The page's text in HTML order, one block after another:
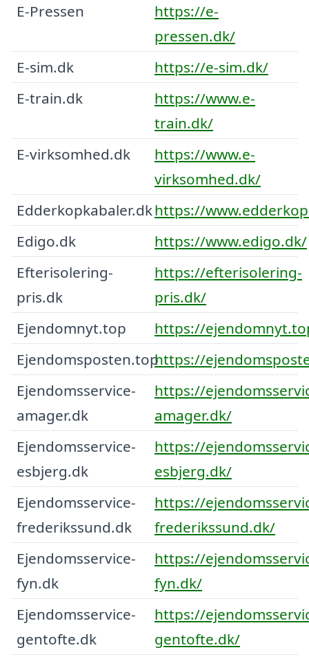
E-Pressen
https://e-
pressen.dk/
E-sim.dk
https://e-sim.dk/
E-train.dk
https://www.e-
train.dk/
E-virksomhed.dk
https://www.e-
virksomhed.dk/
Edderkopkabaler.dkhttps://
Edigo.dk
https://www.edigo.dk/
Efterisolering-
pris.dk
https://efterisolering-
pris.dk/
Ejendomnyt.top
https://
Ejendomsposten.tophttps://
Ejendomsservice-
amager.dk
https://
amager.dk/
Ejendomsservice-
esbjerg.dk
https://
esbjerg.dk/
Ejendomsservice-
frederikssund.dk
https://
frederikssund.dk/
Ejendomsservice-
fyn.dk
https://
fyn.dk/
Ejendomsservice-
gentofte.dk
https://
gentofte.dk/